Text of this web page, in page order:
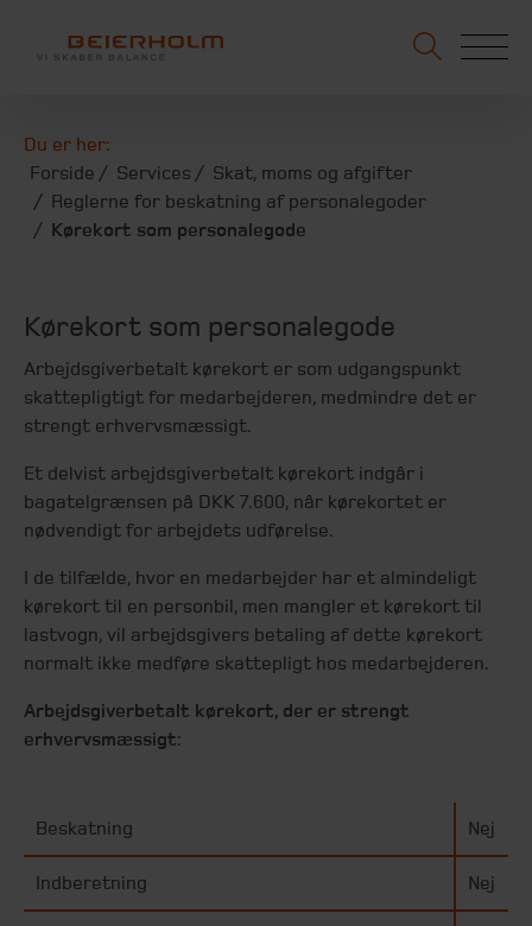
Du er her:
Forside
Services
Skat, moms og afgifter
Reglerne for beskatning af personalegoder
Kørekort som personalegode
Kørekort som personalegode
Arbejdsgiverbetalt kørekort er som udgangspunkt
skattepligtigt for medarbejderen, medmindre det er
strengt erhvervsmæssigt.
Et delvist arbejdsgiverbetalt kørekort indgår i
bagatelgrænsen på DKK 7.600, når kørekortet er
nødvendigt for arbejdets udførelse.
I de tilfælde, hvor en medarbejder har et almindeligt
kørekort til en personbil, men mangler et kørekort til
lastvogn, vil arbejdsgivers betaling af dette kørekort
normalt ikke medføre skattepligt hos medarbejderen.
Arbejdsgiverbetalt kørekort, der er strengt
erhvervsmæssigt:
Beskatning Nej
Indberetning Nej